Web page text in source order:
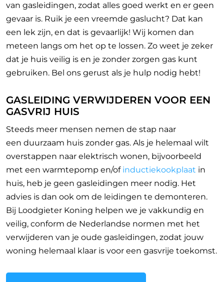
van gasleidingen, zodat alles goed werkt en er geen
gevaar is. Ruik je een vreemde gaslucht? Dat kan
een lek zijn, en dat is gevaarlijk! Wij komen dan
meteen langs om het op te lossen. Zo weet je zeker
dat je huis veilig is en je zonder zorgen gas kunt
gebruiken. Bel ons gerust als je hulp nodig hebt!
GASLEIDING VERWIJDEREN VOOR EEN
GASVRIJ HUIS
Steeds meer mensen nemen de stap naar
een duurzaam huis zonder gas. Als je helemaal wilt
overstappen naar elektrisch wonen, bijvoorbeeld
met een warmtepomp en/of inductiekookplaat in
huis, heb je geen gasleidingen meer nodig. Het
advies is dan ook om de leidingen te demonteren.
Bij Loodgieter Koning helpen we je vakkundig en
veilig, conform de Nederlandse normen met het
verwijderen van je oude gasleidingen, zodat jouw
woning helemaal klaar is voor een gasvrije toekomst.